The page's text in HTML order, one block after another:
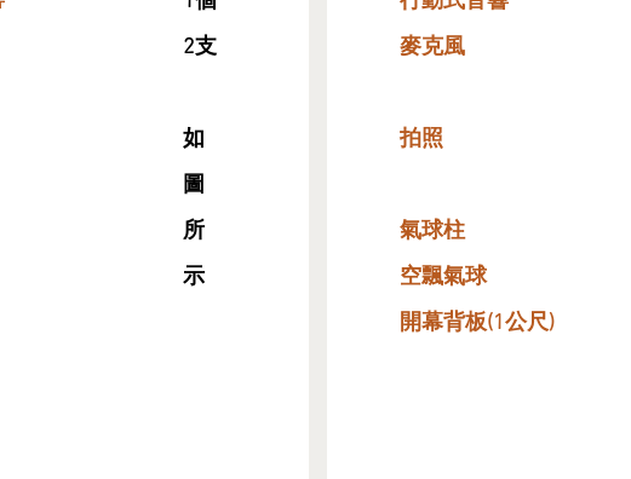
2支
如
圖
所
示
​麥克風
​拍照
氣球柱
空飄氣球
開幕背板​(1公尺)